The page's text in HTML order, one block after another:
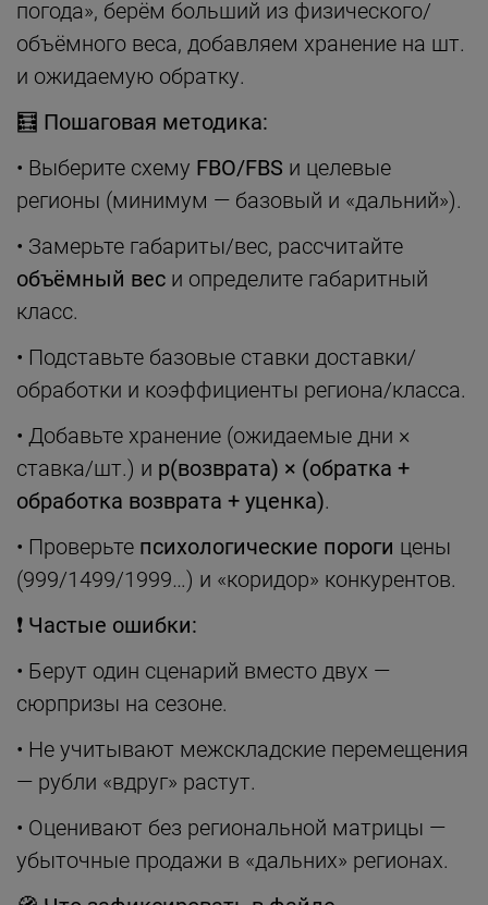
погода», берём больший из физического/
объёмного веса, добавляем хранение на шт.
и ожидаемую обратку.
🧮 Пошаговая методика:
• Выберите схему FBO/FBS и целевые
регионы (минимум — базовый и «дальний»).
• Замерьте габариты/вес, рассчитайте
объёмный вес и определите габаритный
класс.
• Подставьте базовые ставки доставки/
обработки и коэффициенты региона/класса.
• Добавьте хранение (ожидаемые дни ×
ставка/шт.) и p(возврата) × (обратка +
обработка возврата + уценка).
• Проверьте психологические пороги цены
(999/1499/1999…) и «коридор» конкурентов.
❗ Частые ошибки:
• Берут один сценарий вместо двух —
сюрпризы на сезоне.
• Не учитывают межскладские перемещения
— рубли «вдруг» растут.
• Оценивают без региональной матрицы —
убыточные продажи в «дальних» регионах.